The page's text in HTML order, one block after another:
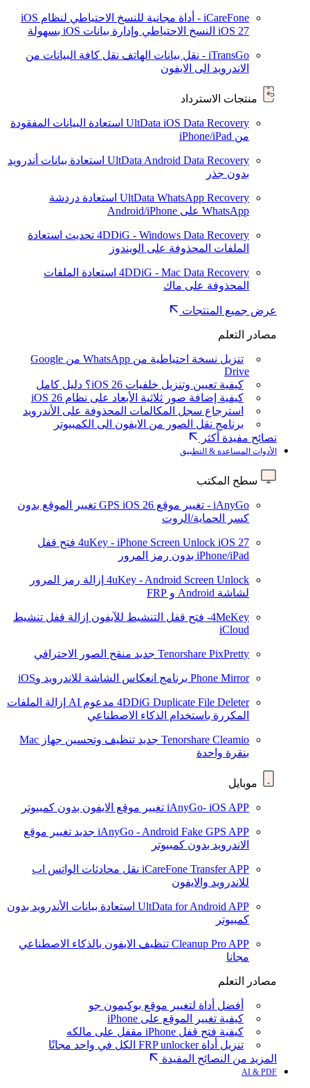
iCareFone - أداة مجانية للنسخ الاحتياطي لنظام iOS
iOS 27 النسخ الاحتياطي وإدارة بيانات iOS بسهولة
iTransGo - نقل بيانات الهاتف
نقل كافة البيانات من
الاندرويد الى الايفون
منتجات الاسترداد
UltData iOS Data Recovery استعادة البيانات المفقودة
من iPhone/iPad
UltData Android Data Recovery استعادة بيانات أندرويد
بدون جذر
UltData WhatsApp Recovery استعادة دردشة
WhatsApp على Android/iPhone
4DDiG - Windows Data Recovery تحديث استعادة
الملفات المحذوفة على الويندوز
4DDiG - Mac Data Recovery استعادة الملفات
المحذوفة على ماك
عرض جميع المنتجات
مصادر التعلم
تنزيل نسخة احتياطية من WhatsApp من Google
Drive
كيفية تعيين وتنزيل خلفيات iOS 26؟ دليل كامل
كيفية إضافة صور ثلاثية الأبعاد على نظام iOS 26
استرجاع سجل المكالمات المحذوفة على الأندرويد
برنامج نقل الصور من الايفون الى الكمبيوتر
نصائح مفيدة أكثر
الأدوات المساعدة & التطبيق
سطح المكتب
iAnyGo - تغيير موقع GPS iOS 26
تغيير الموقع بدون
كسر الحماية/الروت
4uKey - iPhone Screen Unlock iOS 27
فتح قفل
iPhone/iPad بدون رمز المرور
4uKey - Android Screen Unlock إزالة رمز المرور
لشاشة Android و FRP
4MeKey- فتح قفل التنشيط للآيفون
إزالة قفل تنشيط
iCloud
Tenorshare PixPretty جديد منقح الصور الاحترافي
Phone Mirror برنامج انعكاس الشاشة للاندرويد وiOS
4DDiG Duplicate File Deleter مدعوم AI
إزالة الملفات
المكررة باستخدام الذكاء الاصطناعي
Tenorshare Cleamio جديد
تنظيف وتحسين جهاز Mac
بنقرة واحدة
موبايل
iAnyGo- iOS APP تغيير موقع الايفون بدون كمبيوتر
iAnyGo - Android Fake GPS APP جديد تغيير موقع
الاندرويد بدون كمبيوتر
iCareFone Transfer APP نقل محادثات الواتس اب
للاندرويد والايفون
UltData for Android APP استعادة بيانات الأندرويد بدون
كمبيوتر
Cleanup Pro APP تنظيف الايفون بالذكاء الاصطناعي
مجانا
مصادر التعلم
أفضل أداة لتغيير موقع بوكيمون جو
كيفية تغيير الموقع على iPhone
كيفية فتح قفل iPhone مقفل على مالكه
تنزيل أداة FRP unlocker الكل في واحد مجانًا
المزيد من النصائح المفيدة
AI & PDF